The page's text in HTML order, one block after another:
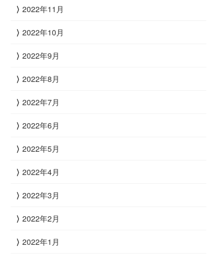
2022年11月
2022年10月
2022年9月
2022年8月
2022年7月
2022年6月
2022年5月
2022年4月
2022年3月
2022年2月
2022年1月